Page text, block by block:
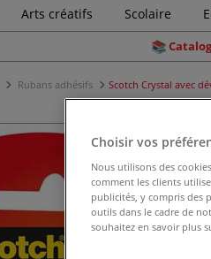
Arts créatifs Scolaire
Rubans adhésifs Scotch Crystal avec
Choisir vos
Nous utilisons des
comment les clients
publicités, y compris des
outils dans le cadre de
souhaitez en savoir plus